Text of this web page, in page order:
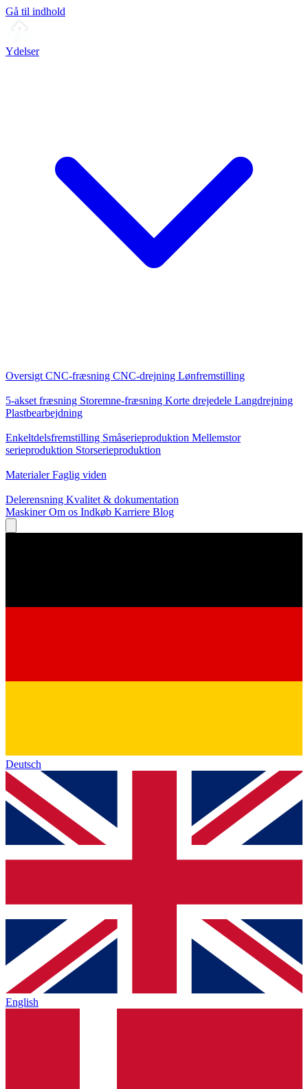
Gå til indhold
Ydelser
Oversigt CNC-fræsning CNC-drejning Lønfremstilling
5-akset fræsning Storemne-fræsning Korte drejedele Langdrejning
Plastbearbejdning
Enkeltdelsfremstilling Småserieproduktion Mellemstor
serieproduktion Storserieproduktion
MaterialerFaglig viden
Delerensning Kvalitet & dokumentation
MaskinerOm os Indkøb Karriere Blog
Deutsch
English